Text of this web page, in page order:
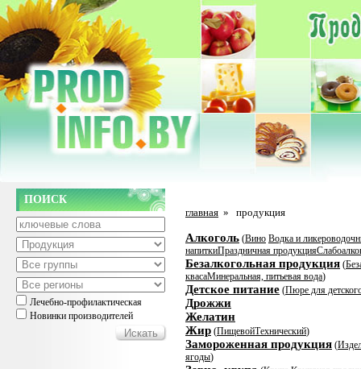
ПОИСК
Лечебно-профилактическая
Новинки производителей
главная » продукция
Алкоголь (Вино Водка и
напиткиПраздничная продукция
Безалкогольная продукция (
квасаМинеральная, питьевая вода)
Детское питание (Пюре для
Дрожжи
Желатин
Жир (ПищевойТехнический)
Замороженная продукция (
ягоды)